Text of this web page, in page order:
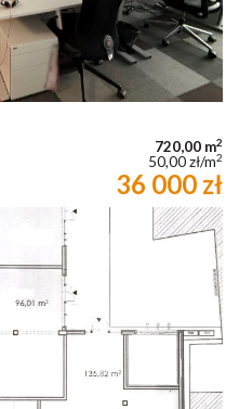
720,00 m2
50,00 zł/m2
36 000 zł